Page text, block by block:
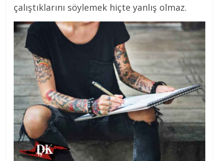
çalıştıklarını söylemek hiçte yanlış olmaz.